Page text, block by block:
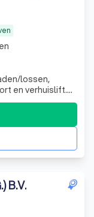
lossen,
en verhuislift.
B.V.